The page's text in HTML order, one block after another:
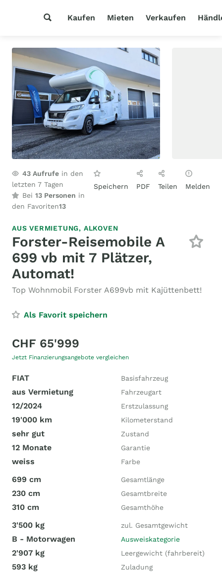
Kaufen Mieten Verkaufen
43 Aufrufe in den
letzten 7 Tagen
Bei 13 Personen in
den Favoriten13
Speichern PDF Teilen Melden
AUS VERMIETUNG, ALKOVEN
Forster-Reisemobile A
699 vb mit 7 Plätzer,
Automat!
Top Wohnmobil Forster A699vb mit Kajüttenbett!
Als Favorit speichern
CHF 65'999
Jetzt Finanzierungsangebote vergleichen
FIAT Basisfahrzeug
aus Vermietung Fahrzeugart
12/2024 Erstzulassung
19'000 km Kilometerstand
sehr gut Zustand
12 Monate Garantie
weiss Farbe
699 cm Gesamtlänge
230 cm Gesamtbreite
310 cm Gesamthöhe
3'500 kg zul. Gesamtgewicht
B - Motorwagen Ausweiskategorie
2'907 kg Leergewicht (fahrbereit)
593 kg Zuladung